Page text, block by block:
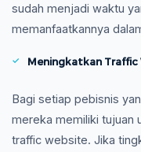
sudah menjadi waktu
memanfaatkannya
Meningkatkan Traffic
Bagi setiap pebisnis
mereka memiliki tujuan
traffic website. Jika